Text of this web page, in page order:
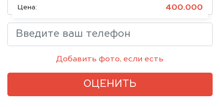
Цена: 400.000
Добавить фото, если есть
ОЦЕНИТЬ